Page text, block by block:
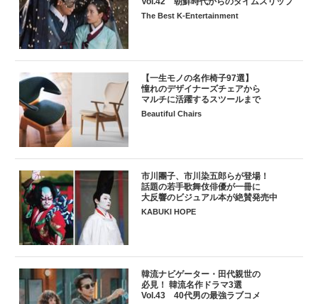
The Best K-Entertainment
【一生モノの名作椅子97選】
憧れのデザイナーズチェアから
マルチに活躍するスツールまで
Beautiful Chairs
市川團子、市川染五郎らが登場！
話題の若手歌舞伎俳優が一冊に
大反響のビジュアル本が絶賛発売中
KABUKI HOPE
韓流ナビゲーター・田代親世の
必見！ 韓流名作ドラマ3選
Vol.43 40代男の最強ラブコメ